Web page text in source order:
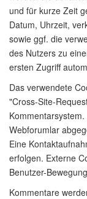
und für kurze Zeit
Datum, Uhrzeit,
sowie ggf. die
des Nutzers zu
ersten Zugriff
Das verwendete
"Cross-Site-
Webforumlar
Eine
erfolgen. Externe
Benutzer-
Kommentare